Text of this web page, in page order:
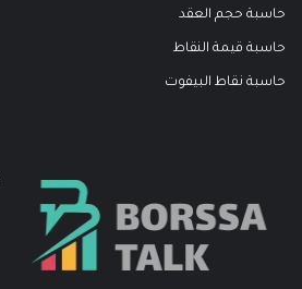
حاسبة حجم العقد
حاسبة قيمة النقاط
حاسبة نقاط البيفوت